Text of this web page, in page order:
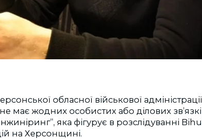
обласної військової
має жодних особистих або ділових
яка фігурує в розслідуванні
на Херсонщині.